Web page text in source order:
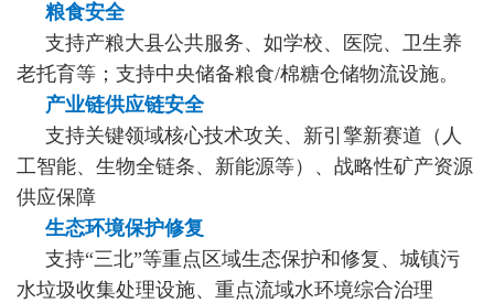
粮食安全
支持产粮大县公共服务、如学校、医院、卫生养
老托育等；支持中央储备粮食/棉糖仓储物流设施。
产业链供应链安全
支持关键领域核心技术攻关、新引擎新赛道（人
工智能、生物全链条、新能源等）、战略性矿产资源
供应保障
生态环境保护修复
支持“三北”等重点区域生态保护和修复、城镇污
水垃圾收集处理设施、重点流域水环境综合治理